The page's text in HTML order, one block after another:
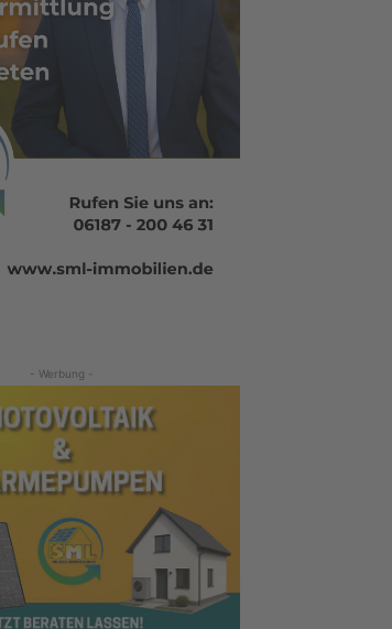
- Werbung -